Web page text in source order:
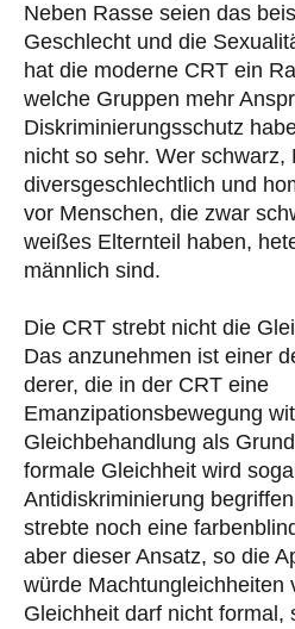
Neben Rasse seien das
Geschlecht und die
hat die moderne CRT ein
welche Gruppen mehr
Diskriminierungsschutz
nicht so sehr. Wer schwarz,
diversgeschlechtlich und
vor Menschen, die zwar
weißes Elternteil haben,
männlich sind.
Die CRT strebt nicht die
Das anzunehmen ist einer
derer, die in der CRT eine
Emanzipationsbewegung
Gleichbehandlung als
formale Gleichheit wird
Antidiskriminierung
strebte noch eine
aber dieser Ansatz, so die
würde Machtungleichheiten
Gleichheit darf nicht formal,